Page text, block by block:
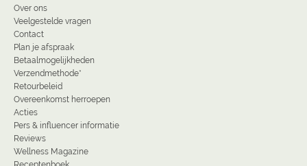
Over ons
Veelgestelde vragen
Contact
Plan je afspraak
Betaalmogelijkheden
Verzendmethode*
Retourbeleid
Overeenkomst herroepen
Acties
Pers & influencer informatie
Reviews
Wellness Magazine